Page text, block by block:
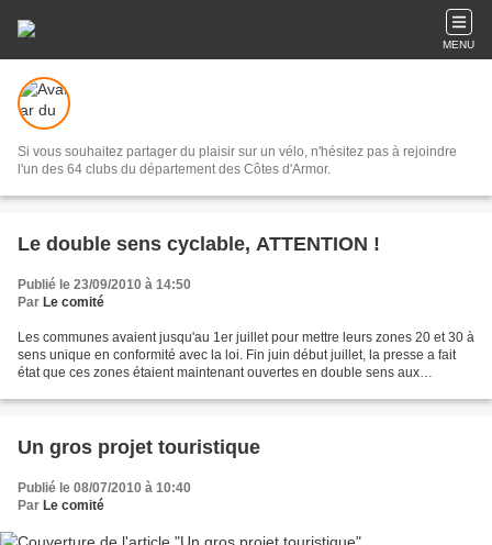
MENU
Si vous souhaitez partager du plaisir sur un vélo, n'hésitez pas à rejoindre
l'un des 64 clubs du département des Côtes d'Armor.
Le double sens cyclable, ATTENTION !
Publié le 23/09/2010 à 14:50
Par Le comité
Les communes avaient jusqu'au 1er juillet pour mettre leurs zones 20 et 30 à
sens unique en conformité avec la loi. Fin juin début juillet, la presse a fait
état que ces zones étaient maintenant ouvertes en double sens aux
Un gros projet touristique
Publié le 08/07/2010 à 10:40
Par Le comité